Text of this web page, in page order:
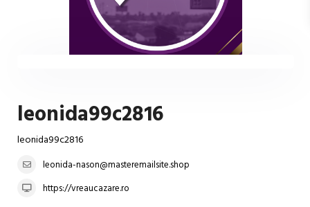
leonida99c2816
leonida99c2816
leonida-nason@masteremailsite.shop
https://vreaucazare.ro